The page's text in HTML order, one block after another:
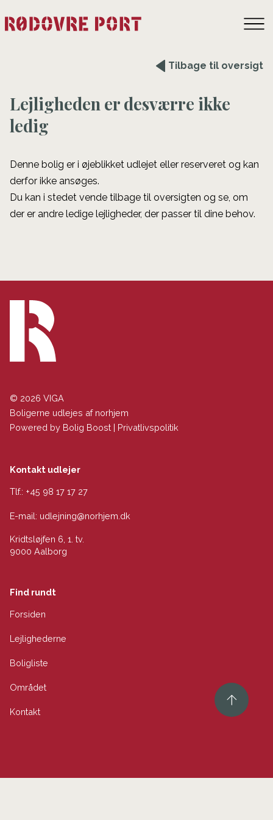
Tilbage til oversigt
Lejligheden er desværre ikke
ledig
Denne bolig er i øjeblikket udlejet eller reserveret og kan
derfor ikke ansøges.
Du kan i stedet vende tilbage til oversigten og se, om
der er andre ledige lejligheder, der passer til dine behov.
© 2026 VIGA
Boligerne udlejes af norhjem
Powered by Bolig Boost | Privatlivspolitik
Kontakt udlejer
Tlf.: +45 98 17 17 27
E-mail: udlejning@norhjem.dk
Kridtsløjfen 6, 1. tv.
9000 Aalborg
Find rundt
Forsiden
Lejlighederne
Boligliste
Området
Kontakt